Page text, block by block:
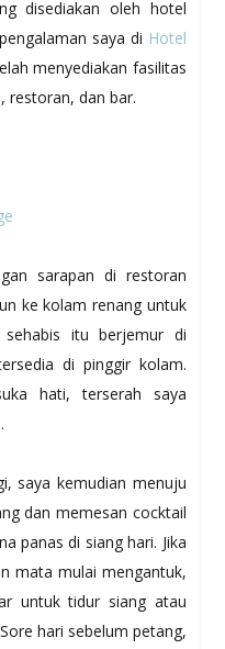
disediakan oleh hotel
saya di Hotel
menyediakan fasilitas
restoran, dan bar.
sarapan di restoran
ke kolam renang untuk
itu berjemur di
di pinggir kolam.
hati, terserah saya
saya kemudian menuju
dan memesan cocktail
panas di siang hari. Jika
mata mulai mengantuk,
untuk tidur siang atau
hari sebelum petang,